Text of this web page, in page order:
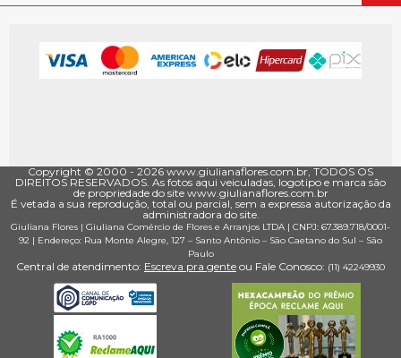
Copyright © 2000 - ­2026 www.giulianaflores.com.br, TODOS OS
DIREITOS RESERVADOS. As fotos aqui veiculadas, logotipo e marca são
de propriedade do site www.giulianaflores.com.br
É vetada a sua reprodução, total ou parcial, sem a expressa autorização da
administradora do site.
Giuliana Flores | Giuliana Comércio de Flores e Arranjos LTDA | CNPJ: 67.389.718/0001­
92 | Endereço: Rua Monte Alegre, 127 – Santo Antônio – São Caetano do Sul – São
Paulo
Central de atendimento: Escreva pra gente ou Fale Conosco: (11) 4224­9930